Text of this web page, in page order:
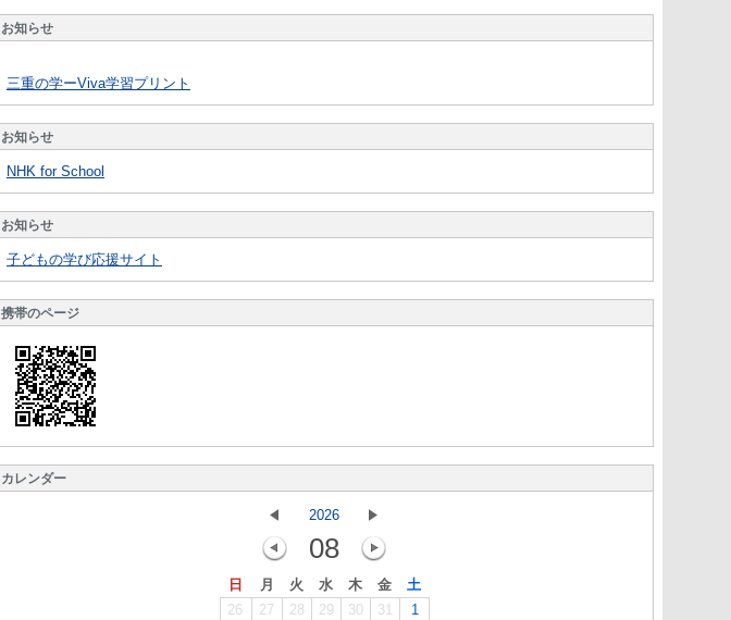
お知らせ
三重の学ーViva学習プリント
お知らせ
NHK for School
お知らせ
子どもの学び応援サイト
携帯のページ
カレンダー
2026
08
日 月 火 水 木 金
土
26
27 28 29 30 31 1